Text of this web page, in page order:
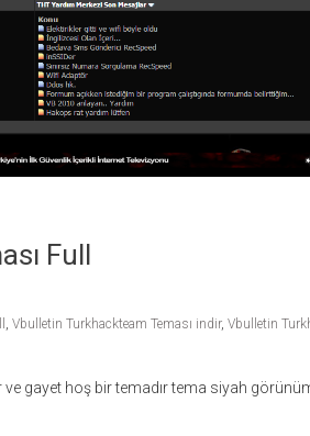
Full
, Vbulletin Turkhackteam Teması indir, Vbulletin
gayet hoş bir temadır tema siyah